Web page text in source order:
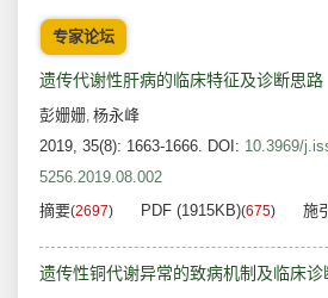
专家论坛
遗传代谢性肝病的临床特征及诊断思路
彭姗姗, 杨永峰
2019, 35(8): 1663-1666. DOI: 10.3969/
5256.2019.08.002
摘要(2697) PDF (1915KB)(675) 施
遗传性铜代谢异常的致病机制及临床诊